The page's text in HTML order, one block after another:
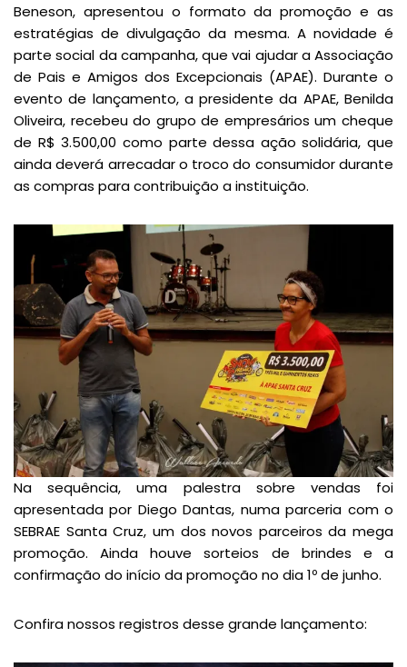
Beneson, apresentou o formato da promoção e as
estratégias de divulgação da mesma. A novidade é
parte social da campanha, que vai ajudar a Associação
de Pais e Amigos dos Excepcionais (APAE). Durante o
evento de lançamento, a presidente da APAE, Benilda
Oliveira, recebeu do grupo de empresários um cheque
de R$ 3.500,00 como parte dessa ação solidária, que
ainda deverá arrecadar o troco do consumidor durante
as compras para contribuição a instituição.
Na sequência, uma palestra sobre vendas foi
apresentada por Diego Dantas, numa parceria com o
SEBRAE Santa Cruz, um dos novos parceiros da mega
promoção. Ainda houve sorteios de brindes e a
confirmação do início da promoção no dia 1º de junho.
Confira nossos registros desse grande lançamento: